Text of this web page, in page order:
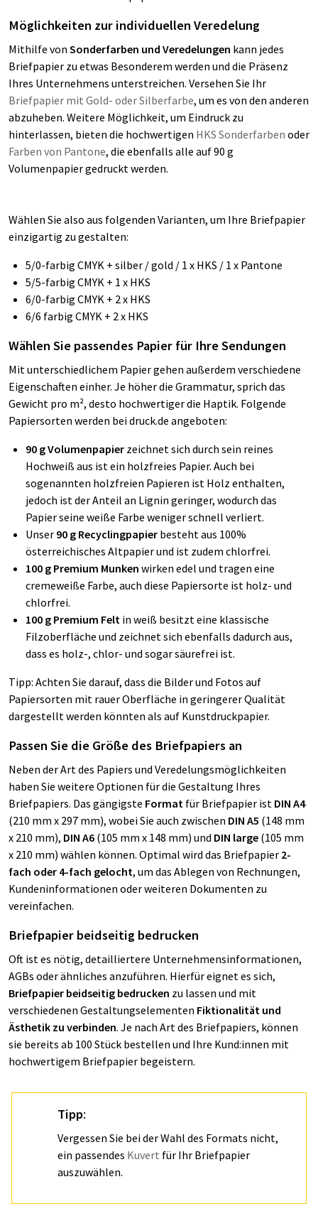
Möglichkeiten zur individuellen Veredelung
Mithilfe von Sonderfarben und Veredelungen kann jedes
Briefpapier zu etwas Besonderem werden und die Präsenz
Ihres Unternehmens unterstreichen. Versehen Sie Ihr
Briefpapier mit Gold- oder Silberfarbe, um es von den anderen
abzuheben. Weitere Möglichkeit, um Eindruck zu
hinterlassen, bieten die hochwertigen HKS Sonderfarben oder
Farben von Pantone, die ebenfalls alle auf 90 g
Volumenpapier gedruckt werden.
Wählen Sie also aus folgenden Varianten, um Ihre Briefpapier
einzigartig zu gestalten:
5/0-farbig CMYK + silber / gold / 1 x HKS / 1 x Pantone
5/5-farbig CMYK + 1 x HKS
6/0-farbig CMYK + 2 x HKS
6/6 farbig CMYK + 2 x HKS
Wählen Sie passendes Papier für Ihre Sendungen
Mit unterschiedlichem Papier gehen außerdem verschiedene
Eigenschaften einher. Je höher die Grammatur, sprich das
Gewicht pro m², desto hochwertiger die Haptik. Folgende
Papiersorten werden bei druck.de angeboten:
90 g Volumenpapier zeichnet sich durch sein reines
Hochweiß aus ist ein holzfreies Papier. Auch bei
sogenannten holzfreien Papieren ist Holz enthalten,
jedoch ist der Anteil an Lignin geringer, wodurch das
Papier seine weiße Farbe weniger schnell verliert.
Unser 90 g Recyclingpapier besteht aus 100%
österreichisches Altpapier und ist zudem chlorfrei.
100 g Premium Munken wirken edel und tragen eine
cremeweiße Farbe, auch diese Papiersorte ist holz- und
chlorfrei.
100 g Premium Felt in weiß besitzt eine klassische
Filzoberfläche und zeichnet sich ebenfalls dadurch aus,
dass es holz-, chlor- und sogar säurefrei ist.
Tipp: Achten Sie darauf, dass die Bilder und Fotos auf
Papiersorten mit rauer Oberfläche in geringerer Qualität
dargestellt werden könnten als auf Kunstdruckpapier.
Passen Sie die Größe des Briefpapiers an
Neben der Art des Papiers und Veredelungsmöglichkeiten
haben Sie weitere Optionen für die Gestaltung Ihres
Briefpapiers. Das gängigste Format für Briefpapier ist DIN A4
(210 mm x 297 mm), wobei Sie auch zwischen DIN A5 (148 mm
x 210 mm), DIN A6 (105 mm x 148 mm) und DIN large (105 mm
x 210 mm) wählen können. Optimal wird das Briefpapier 2-
fach oder 4-fach gelocht, um das Ablegen von Rechnungen,
Kundeninformationen oder weiteren Dokumenten zu
vereinfachen.
Briefpapier beidseitig bedrucken
Oft ist es nötig, detailliertere Unternehmensinformationen,
AGBs oder ähnliches anzuführen. Hierfür eignet es sich,
Briefpapier beidseitig bedrucken zu lassen und mit
verschiedenen Gestaltungselementen Fiktionalität und
Ästhetik zu verbinden. Je nach Art des Briefpapiers, können
sie bereits ab 100 Stück bestellen und Ihre Kund:innen mit
hochwertigem Briefpapier begeistern.
Tipp:
Vergessen Sie bei der Wahl des Formats nicht,
ein passendes Kuvert für Ihr Briefpapier
auszuwählen.